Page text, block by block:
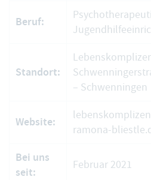
Beruf:
Standort:
– Schwenningen
Website:
ramona-
Bei uns
seit:
Februar 2021